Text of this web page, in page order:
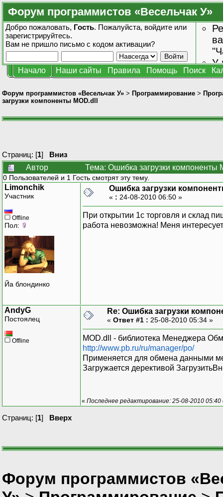
Форум программистов «Весельчак У»
Добро пожаловать, Гость. Пожалуйста, войдите или
зарегистрируйтесь.
Вам не пришло письмо с кодом активации?
У
Начало Наши сайты Правила Помощь Поиск
Форум программистов «Весельчак У» > Программирование >
загрузки компоненты MOD.dll
Страниц: [1] Вниз
Автор
Тема: Ошибка загрузки компоненты
0 Пользователей и 1 Гость смотрят эту тему.
Limonchik
Участник
Offline
Пол:
Йа блондинко
Ошибка загрузки
« : 24-08-2010 06:50 »
При открытии 1с торговля и склад
работа невозможна! Меня
AndyG
Постоялец
Offline
Re: Ошибка загрузки
« Ответ #1 : 25-08-2010 05:34 »
MOD.dll - библиотека Менеджера
http://www.pb.ru/ru/manager/po/
Применяется для обмена данными
Загружается дерективой
« Последнее редактирование: 25-08-2010 05:40
Страниц: [1] Вверх
Форум программистов